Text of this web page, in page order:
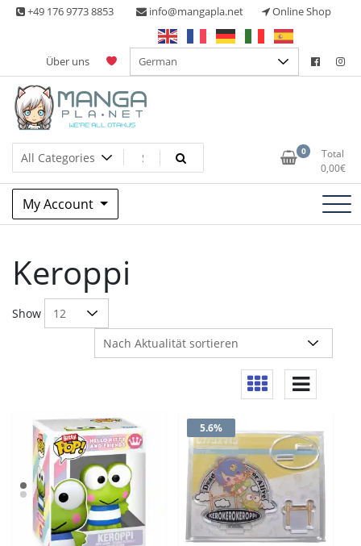
Skip +49 176 9773 8853 info@mangapla.net Online Shop
Über uns
Manga Planet
Split Part Online Shop 0
Total
0,00€
My Account
Keroppi
Show
5.6%